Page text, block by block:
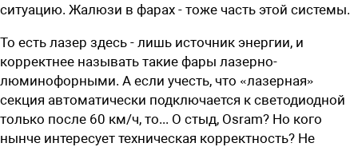
ситуацию. Жалюзи в фарах - тоже часть этой системы.
То есть лазер здесь - лишь источник энергии, и
корректнее называть такие фары лазерно-
люминофорными. А если учесть, что «лазерная»
секция автоматически подключается к светодиодной
только после 60 км/ч, то... О стыд, Osram? Но кого
нынче интересует техническая корректность? Не